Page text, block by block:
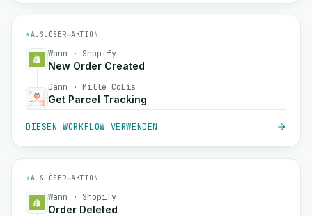
⚡AUSLÖSER→AKTION
Wann · Shopify
New Order Created
Dann · Mille CoLis
Get Parcel Tracking
DIESEN WORKFLOW VERWENDEN
⚡AUSLÖSER→AKTION
Wann · Shopify
Order Deleted